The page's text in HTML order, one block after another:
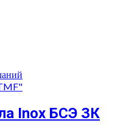
Inox БСЭ ЗК